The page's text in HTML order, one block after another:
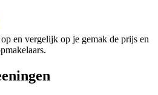
en vergelijk op je gemak de prijs en